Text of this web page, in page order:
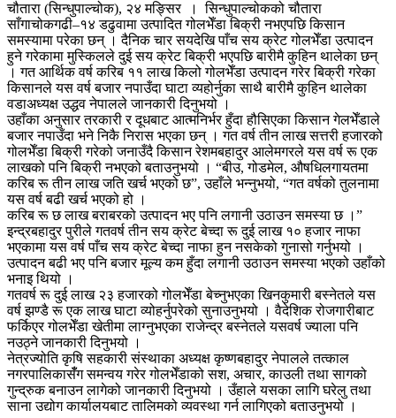
चौतारा (सिन्धुपाल्चोक), २४ मङ्सिर । सिन्धुपाल्चोकको चौतारा
साँगाचोकगढी–१४ डढुवामा उत्पादित गोलभेँडा बिक्री नभएपछि किसान
समस्यामा परेका छन् । दैनिक चार सयदेखि पाँच सय क्रेट गोलभेँडा उत्पादन
हुने गरेकामा मुस्किलले दुई सय क्रेट बिक्री भएपछि बारीमै कुहिन थालेका छन्
। गत आर्थिक वर्ष करिब ११ लाख किलो गोलभेँडा उत्पादन गरेर बिक्री गरेका
किसानले यस वर्ष बजार नपाउँदा घाटा व्यहोर्नुका साथै बारीमै कुहिन थालेका
वडाअध्यक्ष उद्धव नेपालले जानकारी दिनुभयो ।
उहाँका अनुसार तरकारी र दूधबाट आत्मनिर्भर हुँदा हौसिएका किसान गेलभेँडाले
बजार नपाउँदा भने निकै निरास भएका छन् । गत वर्ष तीन लाख सत्तरी हजारको
गोलभेँडा बिक्री गरेको जनाउँदै किसान रेशमबहादुर आलेमगरले यस वर्ष रू एक
लाखको पनि बिक्री नभएको बताउनुभयो । “बीउ, गोडमेल, औषधिलगायतमा
करिब रू तीन लाख जति खर्च भएको छ”, उहाँले भन्नुभयो, “गत वर्षको तुलनामा
यस वर्ष बढी खर्च भएको हो ।
करिब रू छ लाख बराबरको उत्पादन भए पनि लगानी उठाउन समस्या छ ।”
इन्द्रबहादुर पुरीले गतवर्ष तीन सय क्रेट बेच्दा रू दुई लाख १० हजार नाफा
भएकामा यस वर्ष पाँच सय क्रेट बेच्दा नाफा हुन नसकेको गुनासो गर्नुभयो ।
उत्पादन बढी भए पनि बजार मूल्य कम हुँदा लगानी उठाउन समस्या भएको उहाँको
भनाइ थियो ।
गतवर्ष रू दुई लाख २३ हजारको गोलभेँडा बेच्नुभएका खिनकुमारी बस्नेतले यस
वर्ष झण्डै रू एक लाख घाटा व्योहर्नुपरेको सुनाउनुभयो । वैदेशिक रोजगारीबाट
फर्किएर गोलभेँडा खेतीमा लाग्नुभएका राजेन्द्र बस्नेतले यसवर्ष ज्याला पनि
नउठ्ने जानकारी दिनुभयो ।
नेत्रज्योति कृषि सहकारी संस्थाका अध्यक्ष कृष्णबहादुर नेपालले तत्काल
नगरपालिकासँँग समन्वय गरेर गोलभेँडाको सश, अचार, काउली तथा सागको
गुन्द्रुक बनाउन लागेको जानकारी दिनुभयो । उँहाले यसका लागि घरेलु तथा
साना उद्योग कार्यालयबाट तालिमको व्यवस्था गर्न लागिएको बताउनुभयो ।